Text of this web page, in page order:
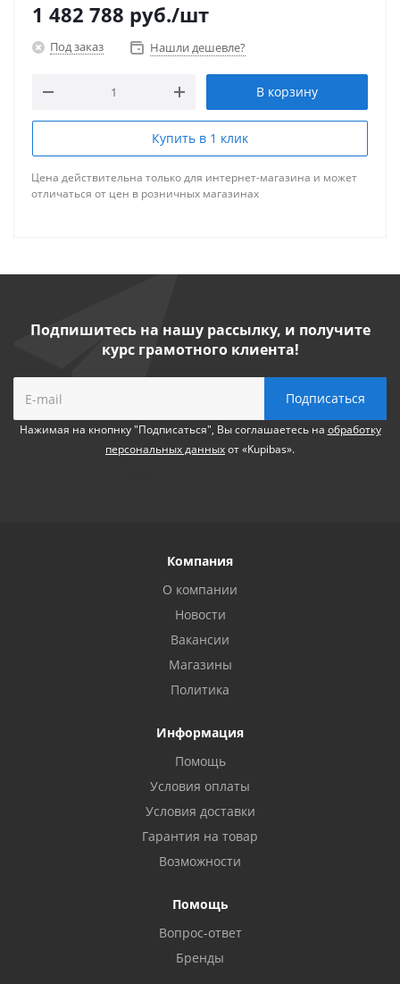
1 482 788 руб./шт
Под заказ Нашли дешевле?
В корзину
Купить в 1 клик
Цена действительна только для интернет-магазина и может
отличаться от цен в розничных магазинах
Подпишитесь на нашу рассылку, и получите
курс грамотного клиента!
Нажимая на кнопнку "Подписаться", Вы соглашаетесь на обработку
персональных данныхот «Kupibas».
Компания
О компании
Новости
Вакансии
Магазины
Политика
Информация
Помощь
Условия оплаты
Условия доставки
Гарантия на товар
Возможности
Помощь
Вопрос-ответ
Бренды